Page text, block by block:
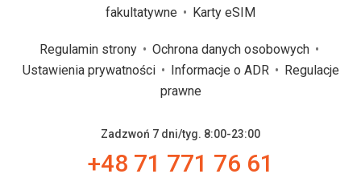
fakultatywne
Karty eSIM
Regulamin strony
Ochrona danych osobowych
Ustawienia prywatności
Informacje o ADR
Regulacje
prawne
Zadzwoń 7 dni/tyg. 8:00-23:00
+48 71 771 76 61